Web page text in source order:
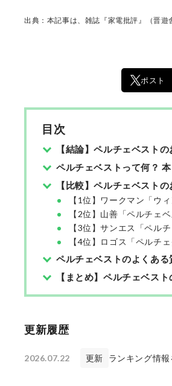
出典：本記事は、雑誌『家電批評』（晋
ポスト
目次
【結論】ペルチェベスト
ペルチェベストって何？
【比較】ペルチェベスト
【1位】ワークマン「ウ
【2位】山善「ペルチェ
【3位】サンエス「ペル
【4位】ロゴス「ペルチ
ペルチェベストのよくある
【まとめ】ペルチェベス
更新履歴
2026.07.22 更新 ランキング情報